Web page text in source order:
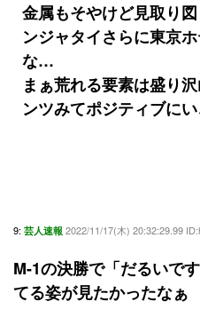
金属もそやけど見取り
ンジャタイさらに東京
な…
まぁ荒れる要素は盛り
ンツみてポジティブに
9: 芸人速報 2022/11/17(木) 20:32:29.99
M-1の決勝で「だるいで
てる姿が見たかったなぁ